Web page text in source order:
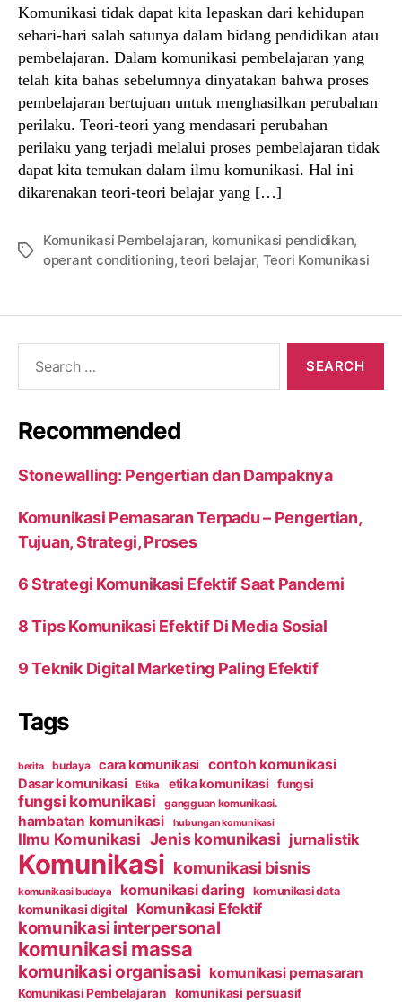
Komunikasi tidak dapat kita lepaskan dari kehidupan
sehari-hari salah satunya dalam bidang pendidikan atau
pembelajaran. Dalam komunikasi pembelajaran yang
telah kita bahas sebelumnya dinyatakan bahwa proses
pembelajaran bertujuan untuk menghasilkan perubahan
perilaku. Teori-teori yang mendasari perubahan
perilaku yang terjadi melalui proses pembelajaran tidak
dapat kita temukan dalam ilmu komunikasi. Hal ini
dikarenakan teori-teori belajar yang […]
Tags
Komunikasi Pembelajaran, komunikasi pendidikan,
operant conditioning,teori belajar, Teori Komunikasi
Recommended
Stonewalling: Pengertian dan Dampaknya
Komunikasi Pemasaran Terpadu – Pengertian,
Tujuan, Strategi, Proses
6 Strategi Komunikasi Efektif Saat Pandemi
8 Tips Komunikasi Efektif Di Media Sosial
9 Teknik Digital Marketing Paling Efektif
Tags
berita budaya cara komunikasi contoh komunikasi
Dasar komunikasi Etika etika komunikasi fungsi
fungsi komunikasi gangguan komunikasi.
hambatan komunikasi hubungan komunikasi
Ilmu Komunikasi Jenis komunikasi jurnalistik
Komunikasi komunikasi bisnis
komunikasi budaya komunikasi daring komunikasi data
komunikasi digital Komunikasi Efektif
komunikasi interpersonal
komunikasi massa
komunikasi organisasi komunikasi pemasaran
Komunikasi Pembelajaran komunikasi persuasif